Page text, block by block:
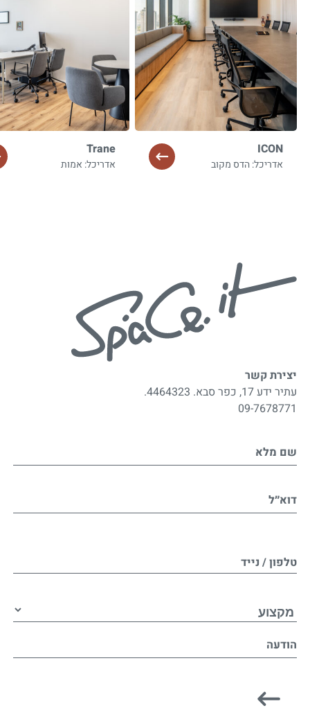
ICON
אדריכל: הדס מקוב
Trane
אדריכל: אמות
יצירת קשר
עתיר ידע 17, כפר סבא. 4464323.
09-7678771
שם מלא
דוא״ל
טלפון / נייד
הודעה